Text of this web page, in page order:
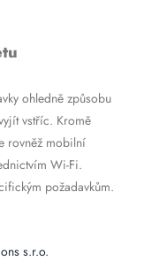
ohledně způsobu
vstříc. Kromě
rovněž mobilní
Wi-Fi.
požadavkům.
s.r.o.